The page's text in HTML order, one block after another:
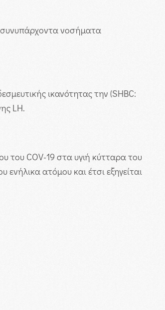
συνυπάρχοντα νοσήματα
ικανότητας την (SHBC:
LH.
του COV-19 στα υγιή κύτταρα του
ενήλικα ατόμου και έτσι εξηγείται